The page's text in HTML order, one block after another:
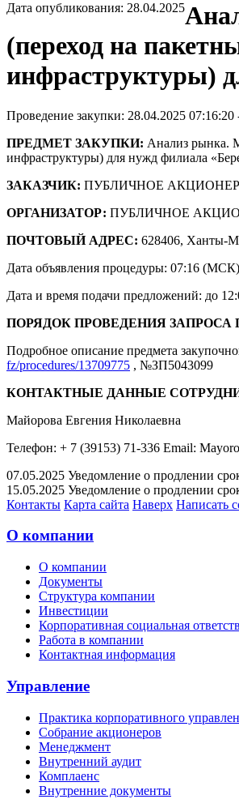
Дата опубликования: 28.04.2025
(переход на
инфраструктуры)
Проведение закупки: 28.04.2025 07:16:20
ПРЕДМЕТ ЗАКУПКИ: Анализ рынка.
инфраструктуры) для нужд филиала
ЗАКАЗЧИК: ПУБЛИЧНОЕ
ОРГАНИЗАТОР: ПУБЛИЧНОЕ
ПОЧТОВЫЙ АДРЕС: 628406, Ханты-
Дата объявления процедуры: 07:16 (МСК)
Дата и время подачи предложений: до
ПОРЯДОК ПРОВЕДЕНИЯ
Подробное описание предмета
fz/procedures/13709775 , №ЗП5043099
КОНТАКТНЫЕ ДАННЫЕ
Майорова Евгения Николаевна
Телефон: + 7 (39153) 71-336 Email:
07.05.2025 Уведомление о продлении
15.05.2025 Уведомление о продлении
Контакты Карта сайта Наверх Написать
О компании
О компании
Документы
Структура компании
Инвестиции
Корпоративная социальная
Работа в компании
Контактная информация
Управление
Практика корпоративного
Собрание акционеров
Менеджмент
Внутренний аудит
Комплаенс
Внутренние документы